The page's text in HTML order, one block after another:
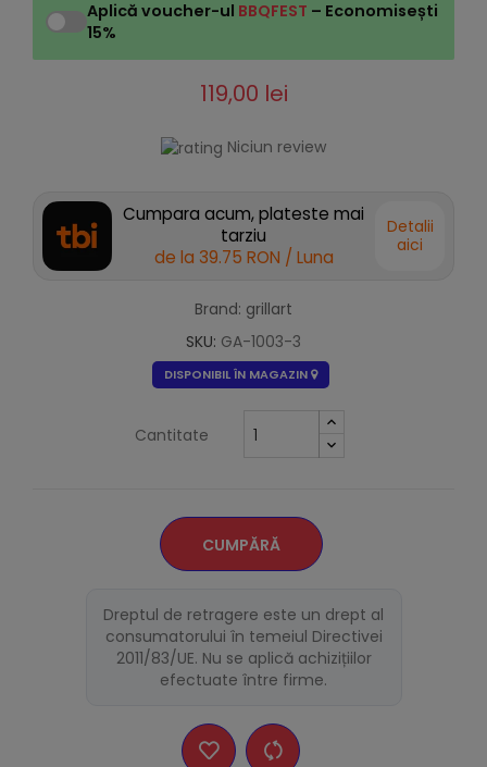
Aplică voucher-ul BBQFEST – Economisești
15%
119,00 lei
Niciun review
Cumpara acum, plateste mai
tarziu
de la 39.75 RON / Luna
Detalii
aici
Brand: grillart
SKU: GA-1003-3
DISPONIBIL ÎN MAGAZIN
Cantitate
CUMPĂRĂ
Dreptul de retragere este un drept al
consumatorului în temeiul Directivei
2011/83/UE. Nu se aplică achizițiilor
efectuate între firme.